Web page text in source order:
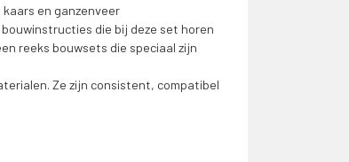
en ganzenveer
die bij deze set horen
reeks bouwsets die speciaal zijn
Ze zijn consistent, compatibel